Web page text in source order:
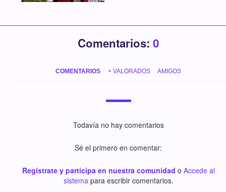
Comentarios: 0
COMENTARIOS + VALORADOS AMIGOS
Todavía no hay comentarios
Sé el primero en comentar:
Regístrate y participa en nuestra comunidad o Accede al
sistema para escribir comentarios.